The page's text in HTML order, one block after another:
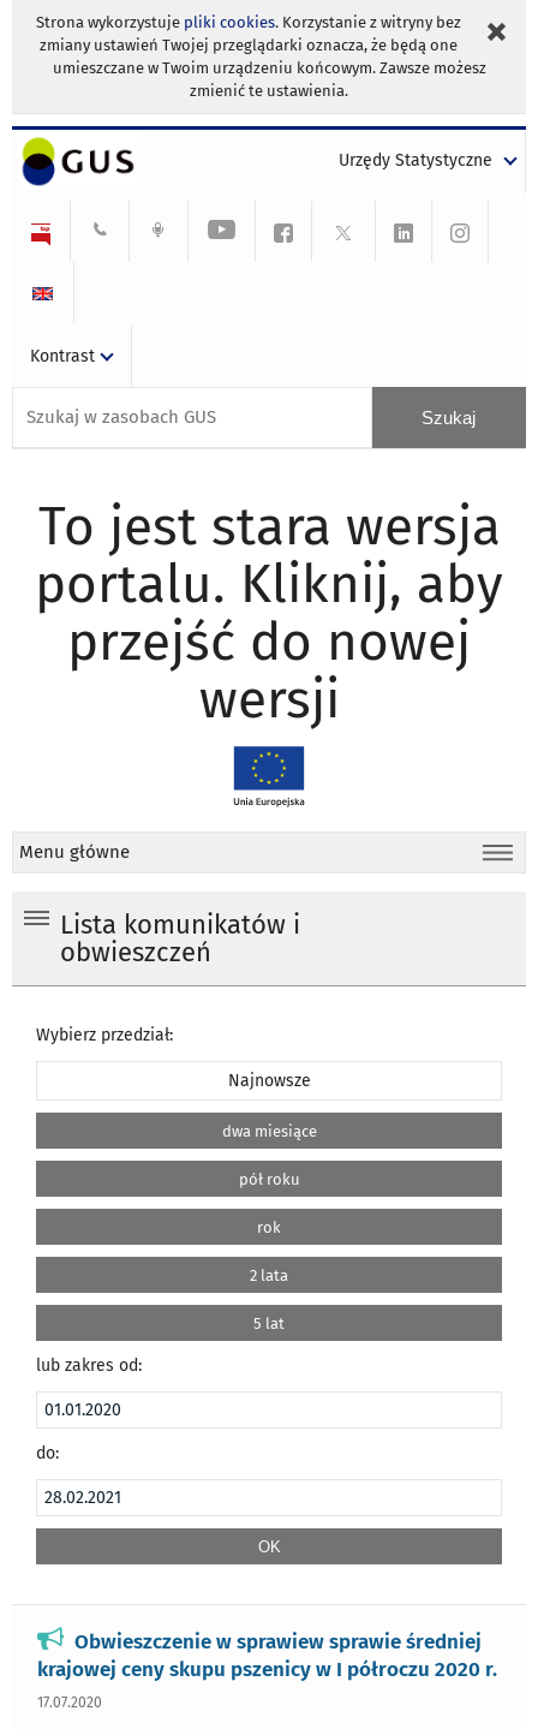
Strona wykorzystuje pliki cookies. Korzystanie z witryny bez
zmiany ustawień Twojej przeglądarki oznacza, że będą one
umieszczane w Twoim urządzeniu końcowym. Zawsze możesz
zmienić te ustawienia.
Urzędy Statystyczne
Kontrast
To jest stara wersja
portalu. Kliknij, aby
przejść do nowej
wersji
Menu główne
Lista komunikatów i
obwieszczeń
Wybierz przedział:
Najnowsze
dwa miesiące
pół roku
rok
2 lata
5 lat
lub zakres od:
do:
Obwieszczenie w sprawiew sprawie średniej
krajowej ceny skupu pszenicy w I półroczu 2020 r.
17.07.2020